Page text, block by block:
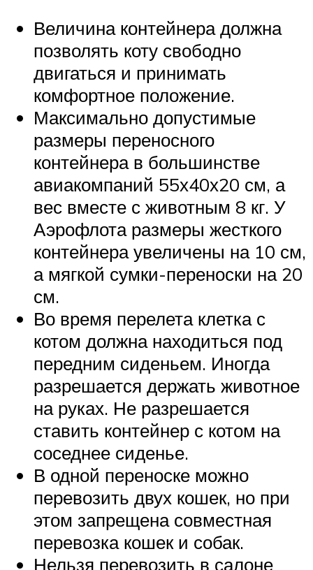
Величина контейнера должна
позволять коту свободно
двигаться и принимать
комфортное положение.
Максимально допустимые
размеры переносного
контейнера в большинстве
авиакомпаний 55х40х20 см, а
вес вместе с животным 8 кг. У
Аэрофлота размеры жесткого
контейнера увеличены на 10 см,
а мягкой сумки-переноски на 20
см.
Во время перелета клетка с
котом должна находиться под
передним сиденьем. Иногда
разрешается держать животное
на руках. Не разрешается
ставить контейнер с котом на
соседнее сиденье.
В одной переноске можно
перевозить двух кошек, но при
этом запрещена совместная
перевозка кошек и собак.
Нельзя перевозить в салоне